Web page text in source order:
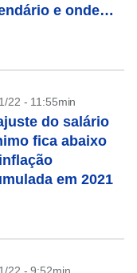
e onde
22 - 11:55min
do salário
fica abaixo
em 2021